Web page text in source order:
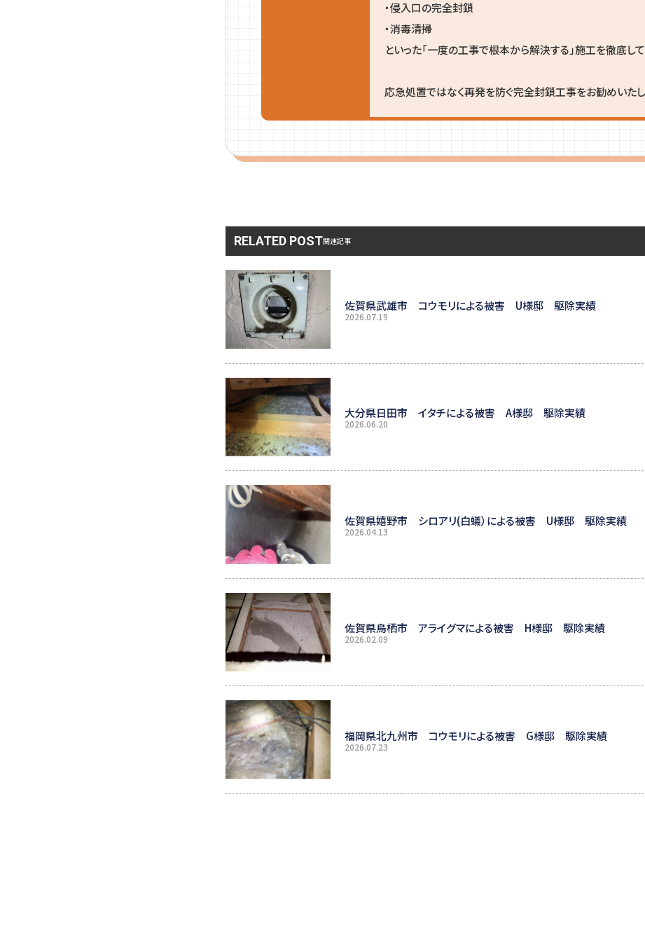
・侵入口の完全封鎖
・消毒清掃
といった「一度の工事で根本から解決する」施工を徹底して
応急処置ではなく再発を防ぐ完全封鎖工事をお勧めいたし
RELATED POST関連記事
佐賀県武雄市 コウモリによる被害 U様邸 駆除実績
2026.07.19
大分県日田市 イタチによる被害 A様邸 駆除実績
2026.06.20
佐賀県嬉野市 シロアリ(白蟻）による被害 U様邸 駆除実績
2026.04.13
佐賀県鳥栖市 アライグマによる被害 H様邸 駆除実績
2026.02.09
福岡県北九州市 コウモリによる被害 G様邸 駆除実績
2026.07.23